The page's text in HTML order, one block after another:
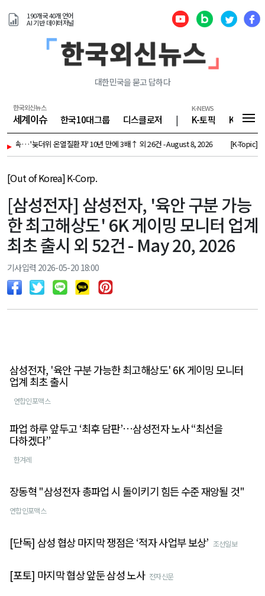
190개국 40개 언어
AI 기반 데이터저널
대한민국을 묻고 답하다
한국외신뉴스
세계이슈 한국10대그룹 디스클로저 |
K-NEWS
K-토픽 K-기업
▸더위 온열질환자' 10년 만에 3배↑ 외 26건 - August 8, 2026 [K-Topic] 서학개미,
[Out of Korea] K-Corp.
[삼성전자] 삼성전자, '육안 구분 가능
한 최고해상도' 6K 게이밍 모니터 업계
최초 출시 외 52건 - May 20, 2026
기사입력 2026-05-20 18:00
삼성전자, '육안 구분 가능한 최고해상도' 6K 게이밍 모니터
업계 최초 출시
연합인포맥스
파업 하루 앞두고 ‘최후 담판’…삼성전자 노사 “최선을
다하겠다”
한겨레
장동혁 "삼성전자 총파업 시 돌이키기 힘든 수준 재앙될 것"
연합인포맥스
[단독] 삼성 협상 마지막 쟁점은 ‘적자 사업부 보상’ 조선일보
[포토] 마지막 협상 앞둔 삼성 노사 전자신문